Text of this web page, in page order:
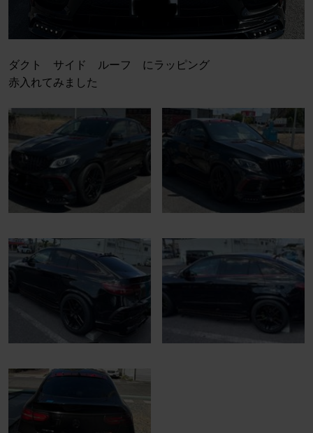
ダクト サイド ルーフ にラッピング
赤入れてみました